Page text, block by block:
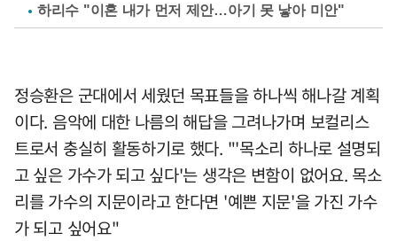
하리수 "이혼 내가 먼저 제안…아기 못 낳아 미안"
정승환은 군대에서 세웠던 목표들을 하나씩 해나갈 계획
이다. 음악에 대한 나름의 해답을 그려나가며 보컬리스
트로서 충실히 활동하기로 했다. "'목소리 하나로 설명되
고 싶은 가수가 되고 싶다'는 생각은 변함이 없어요. 목소
리를 가수의 지문이라고 한다면 '예쁜 지문'을 가진 가수
가 되고 싶어요"